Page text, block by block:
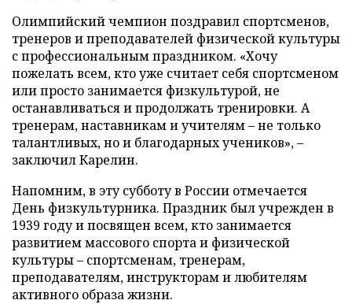
Олимпийский чемпион поздравил спортсменов,
тренеров и преподавателей физической культуры
с профессиональным праздником. «Хочу
пожелать всем, кто уже считает себя спортсменом
или просто занимается физкультурой, не
останавливаться и продолжать тренировки. А
тренерам, наставникам и учителям – не только
талантливых, но и благодарных учеников», –
заключил Карелин.
Напомним, в эту субботу в России отмечается
День физкультурника. Праздник был учрежден в
1939 году и посвящен всем, кто занимается
развитием массового спорта и физической
культуры – спортсменам, тренерам,
преподавателям, инструкторам и любителям
активного образа жизни.